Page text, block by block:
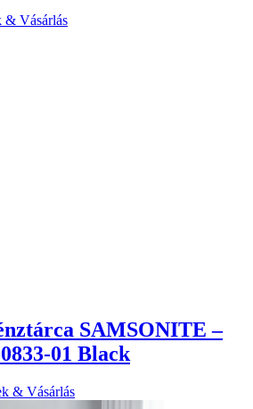
& Vásárlás
SAMSONITE –
01 Black
& Vásárlás